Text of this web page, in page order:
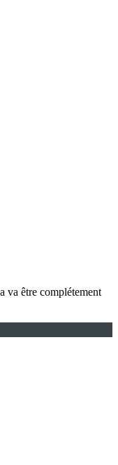
va être complétement